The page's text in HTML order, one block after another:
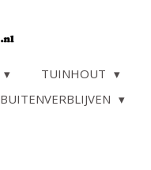
TUINHOUT
BUITENVERBLIJVEN